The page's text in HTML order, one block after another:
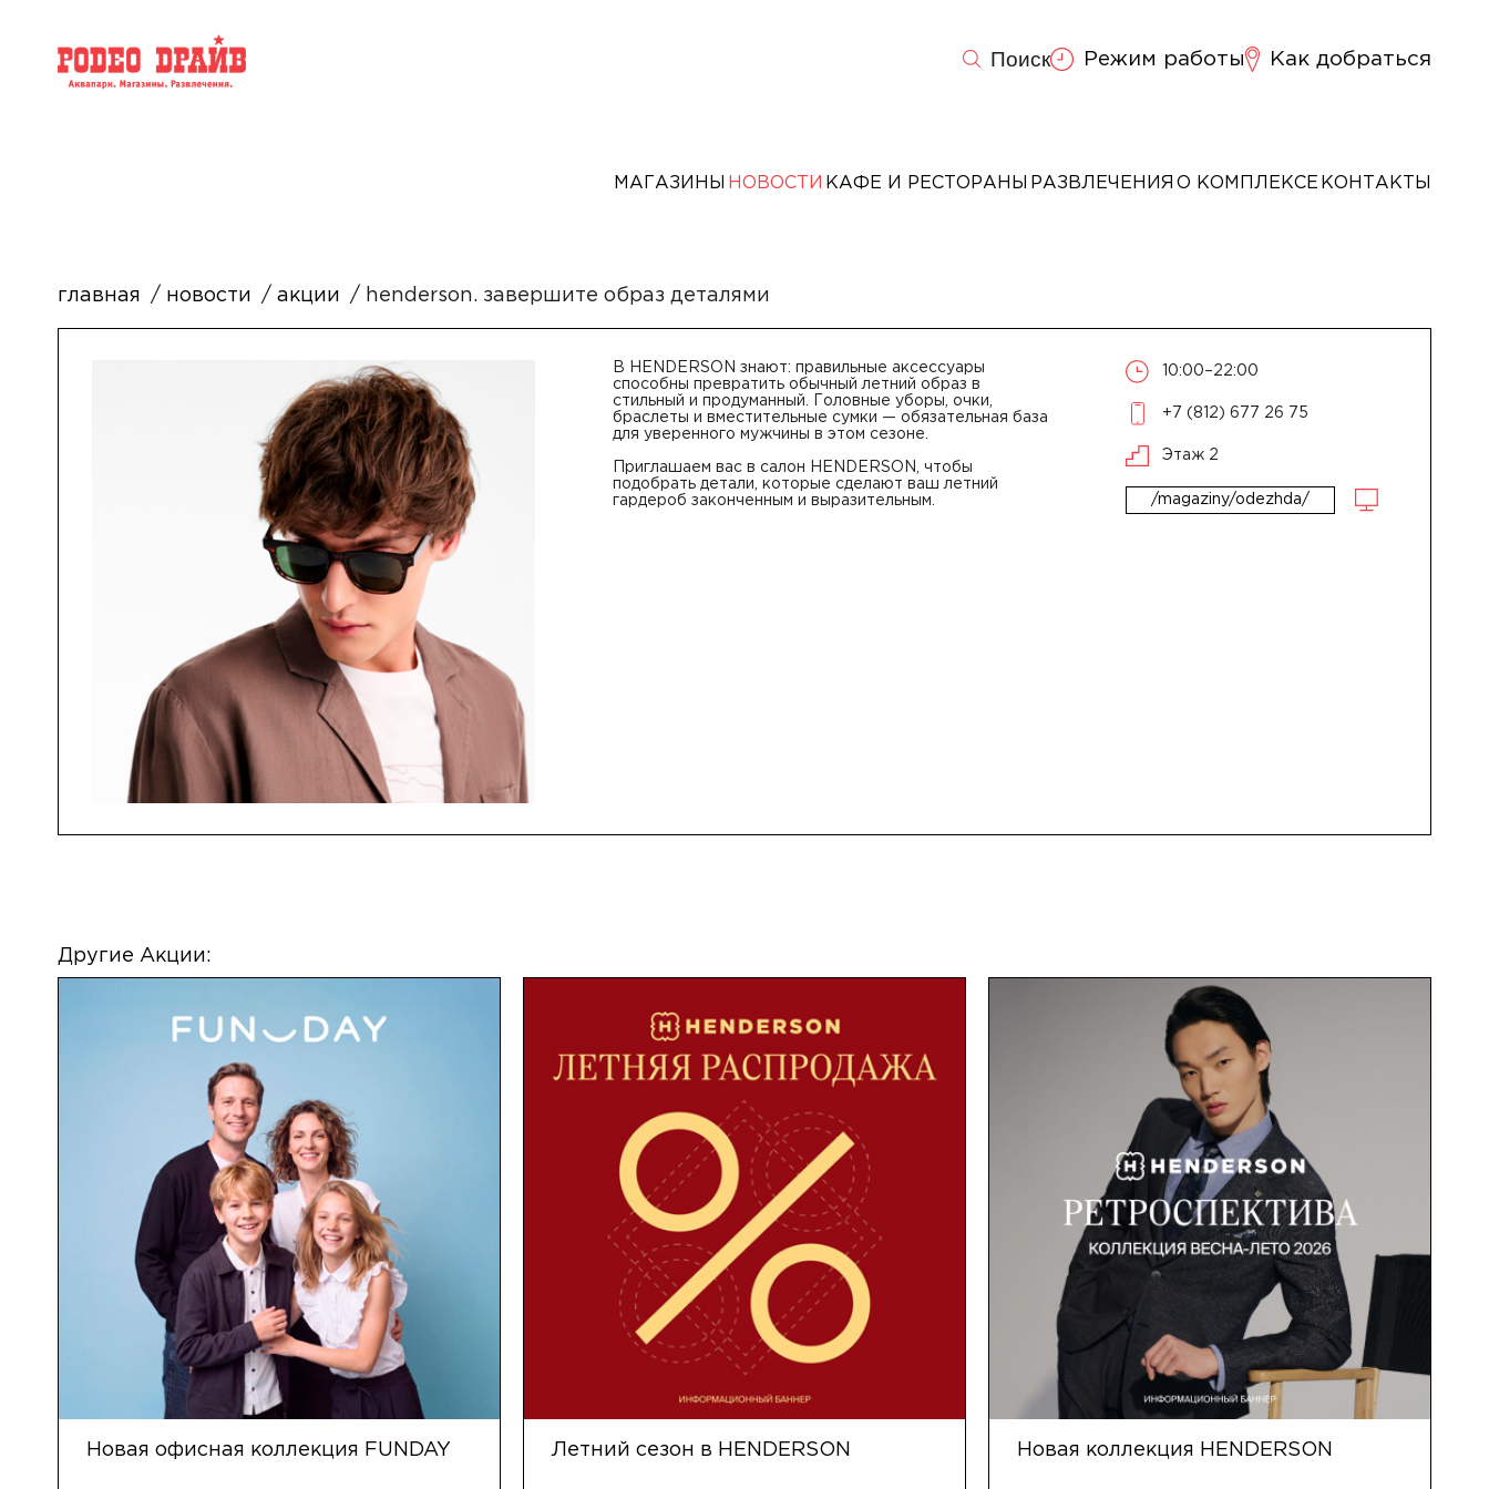
Поиск Режим работы Как добраться
МАГАЗИНЫ НОВОСТИ КАФЕ И РЕСТОРАНЫ РАЗВЛЕЧЕНИЯ О КОМПЛЕКСЕ КОНТАКТЫ
главная новости акции henderson. завершите образ деталями
В HENDERSON знают: правильные аксессуары
способны превратить обычный летний образ в
стильный и продуманный. Головные уборы, очки,
браслеты и вместительные сумки — обязательная база
для уверенного мужчины в этом сезоне.
Приглашаем вас в салон HENDERSON, чтобы
подобрать детали, которые сделают ваш летний
гардероб законченным и выразительным.
10:00–22:00
+7 (812) 677 26 75
Этаж 2
/magaziny/odezhda/
Другие Акции:
Новая офисная коллекция FUNDAY Летний сезон в HENDERSON Новая коллекция HENDERSON